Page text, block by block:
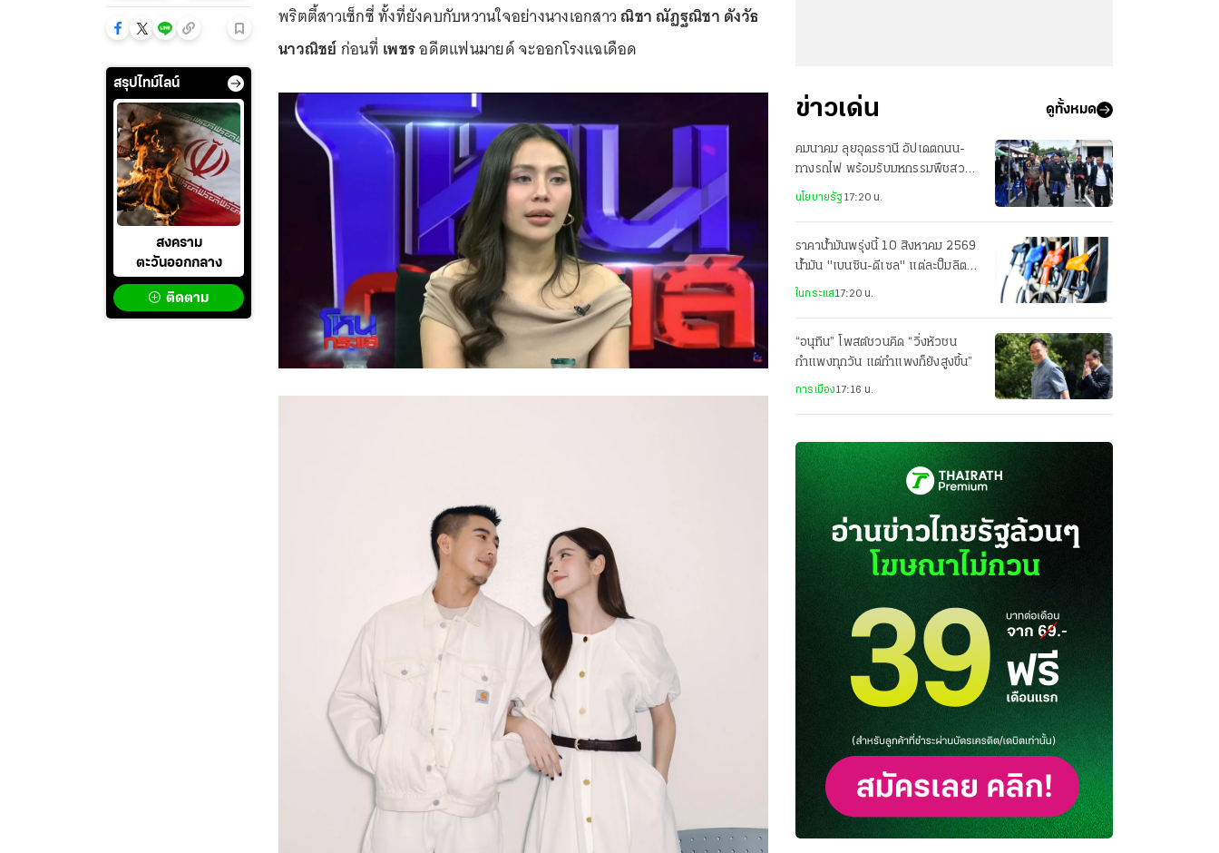
สรุปไทม์ไลน์
สงคราม
ตะวันออกกลาง
ติดตาม
พริตตี้สาวเซ็กซี่ ทั้งที่ยังคบกับหวานใจอย่างนางเอกสาวณิชา ณัฏฐณิชา ดังวัธ
นาวณิชย์ก่อนที่ เพชรอดีตแฟนมายด์ จะออกโรงแฉเดือด
ข่าวเด่น ดูทั้งหมด
คมนาคม ลุยอุดรธานี อัปเดตถนน-
ทางรถไฟ พร้อมรับมหกรรมพืชสวน
โลก 2569
นโยบายรัฐ17:20 น.
ราคาน้ำมันพรุ่งนี้ 10 สิงหาคม 2569
น้ำมัน "เบนซิน-ดีเซล" แต่ละปั๊มลิตร
ละเท่าไร
ในกระแส17:20 น.
“อนุทิน” โพสต์ชวนคิด “วิ่งหัวชน
กำแพงทุกวัน แต่กำแพงก็ยังสูงขึ้น”
การเมือง17:16 น.